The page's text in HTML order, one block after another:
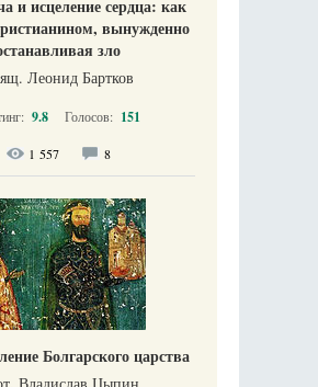
и исцеление сердца: как
вынужденно
зло
Леонид Бартков
9.8 Голосов: 151
1 557 8
Болгарского царства